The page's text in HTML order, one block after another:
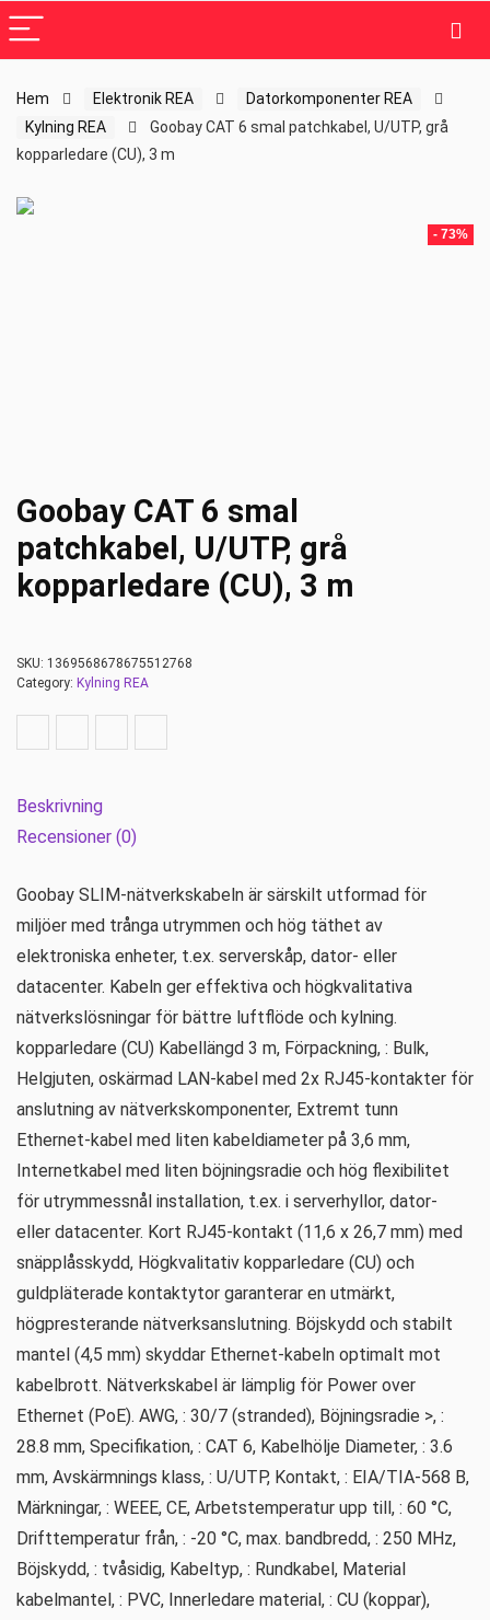
Hem Elektronik REA
Datorkomponenter REA
Kylning REA
Goobay CAT 6 smal patchkabel, U/UTP, grå
kopparledare (CU), 3 m
- 73%
Goobay CAT 6 smal
patchkabel, U/UTP, grå
kopparledare (CU), 3 m
SKU: 1369568678675512768
Category: Kylning REA
Beskrivning
Recensioner (0)
Goobay SLIM-nätverkskabeln är särskilt utformad för
miljöer med trånga utrymmen och hög täthet av
elektroniska enheter, t.ex. serverskåp, dator- eller
datacenter. Kabeln ger effektiva och högkvalitativa
nätverkslösningar för bättre luftflöde och kylning.
kopparledare (CU) Kabellängd 3 m, Förpackning, : Bulk,
Helgjuten, oskärmad LAN-kabel med 2x RJ45-kontakter för
anslutning av nätverkskomponenter, Extremt tunn
Ethernet-kabel med liten kabeldiameter på 3,6 mm,
Internetkabel med liten böjningsradie och hög flexibilitet
för utrymmessnål installation, t.ex. i serverhyllor, dator-
eller datacenter. Kort RJ45-kontakt (11,6 x 26,7 mm) med
snäpplåsskydd, Högkvalitativ kopparledare (CU) och
guldpläterade kontaktytor garanterar en utmärkt,
högpresterande nätverksanslutning. Böjskydd och stabilt
mantel (4,5 mm) skyddar Ethernet-kabeln optimalt mot
kabelbrott. Nätverkskabel är lämplig för Power over
Ethernet (PoE). AWG, : 30/7 (stranded), Böjningsradie >, :
28.8 mm, Specifikation, : CAT 6, Kabelhölje Diameter, : 3.6
mm, Avskärmnings klass, : U/UTP, Kontakt, : EIA/TIA-568 B,
Märkningar, : WEEE, CE, Arbetstemperatur upp till, : 60 °C,
Drifttemperatur från, : -20 °C, max. bandbredd, : 250 MHz,
Böjskydd, : tvåsidig, Kabeltyp, : Rundkabel, Material
kabelmantel, : PVC, Innerledare material, : CU (koppar),